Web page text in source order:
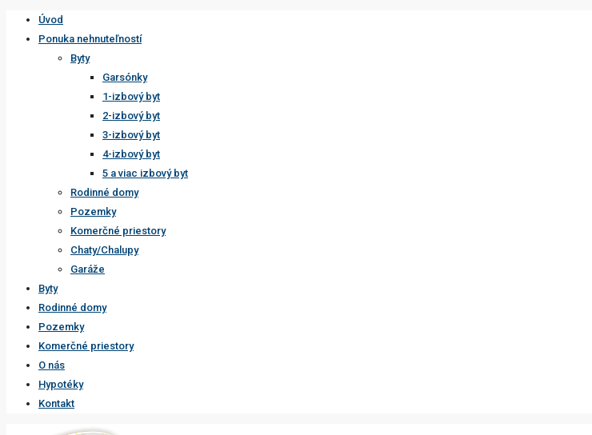
Úvod
Ponuka nehnuteľností
Byty
Garsónky
1-izbový byt
2-izbový byt
3-izbový byt
4-izbový byt
5 a viac izbový byt
Rodinné domy
Pozemky
Komerčné priestory
Chaty/Chalupy
Garáže
Byty
Rodinné domy
Pozemky
Komerčné priestory
O nás
Hypotéky
Kontakt